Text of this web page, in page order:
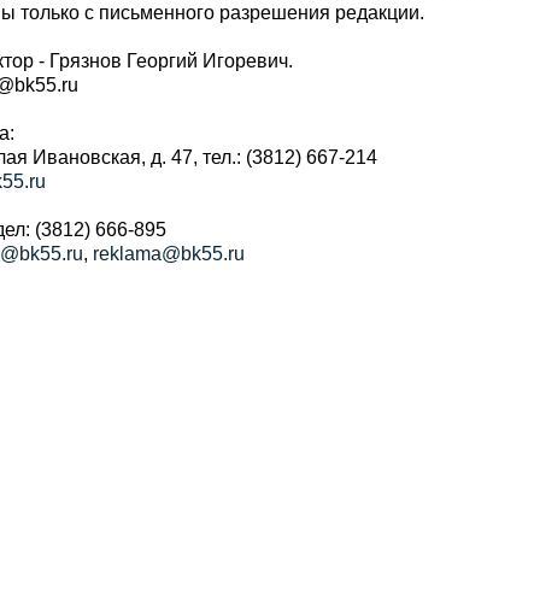
с письменного разрешения редакции.
- Грязнов Георгий Игоревич.
Ивановская, д. 47, тел.: (3812) 667-214
(3812) 666-895
, reklama@bk55.ru